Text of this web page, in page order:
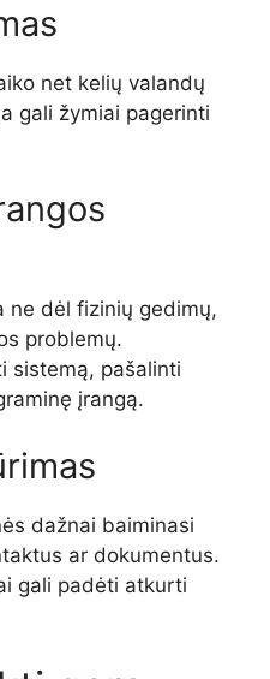
net kelių valandų
gali žymiai pagerinti
ne dėl fizinių gedimų,
problemų.
sistemą, pašalinti
įrangą.
dažnai baiminasi
ar dokumentus.
gali padėti atkurti